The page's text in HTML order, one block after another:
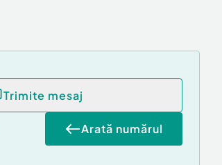
Trimite mesaj
Arată numărul